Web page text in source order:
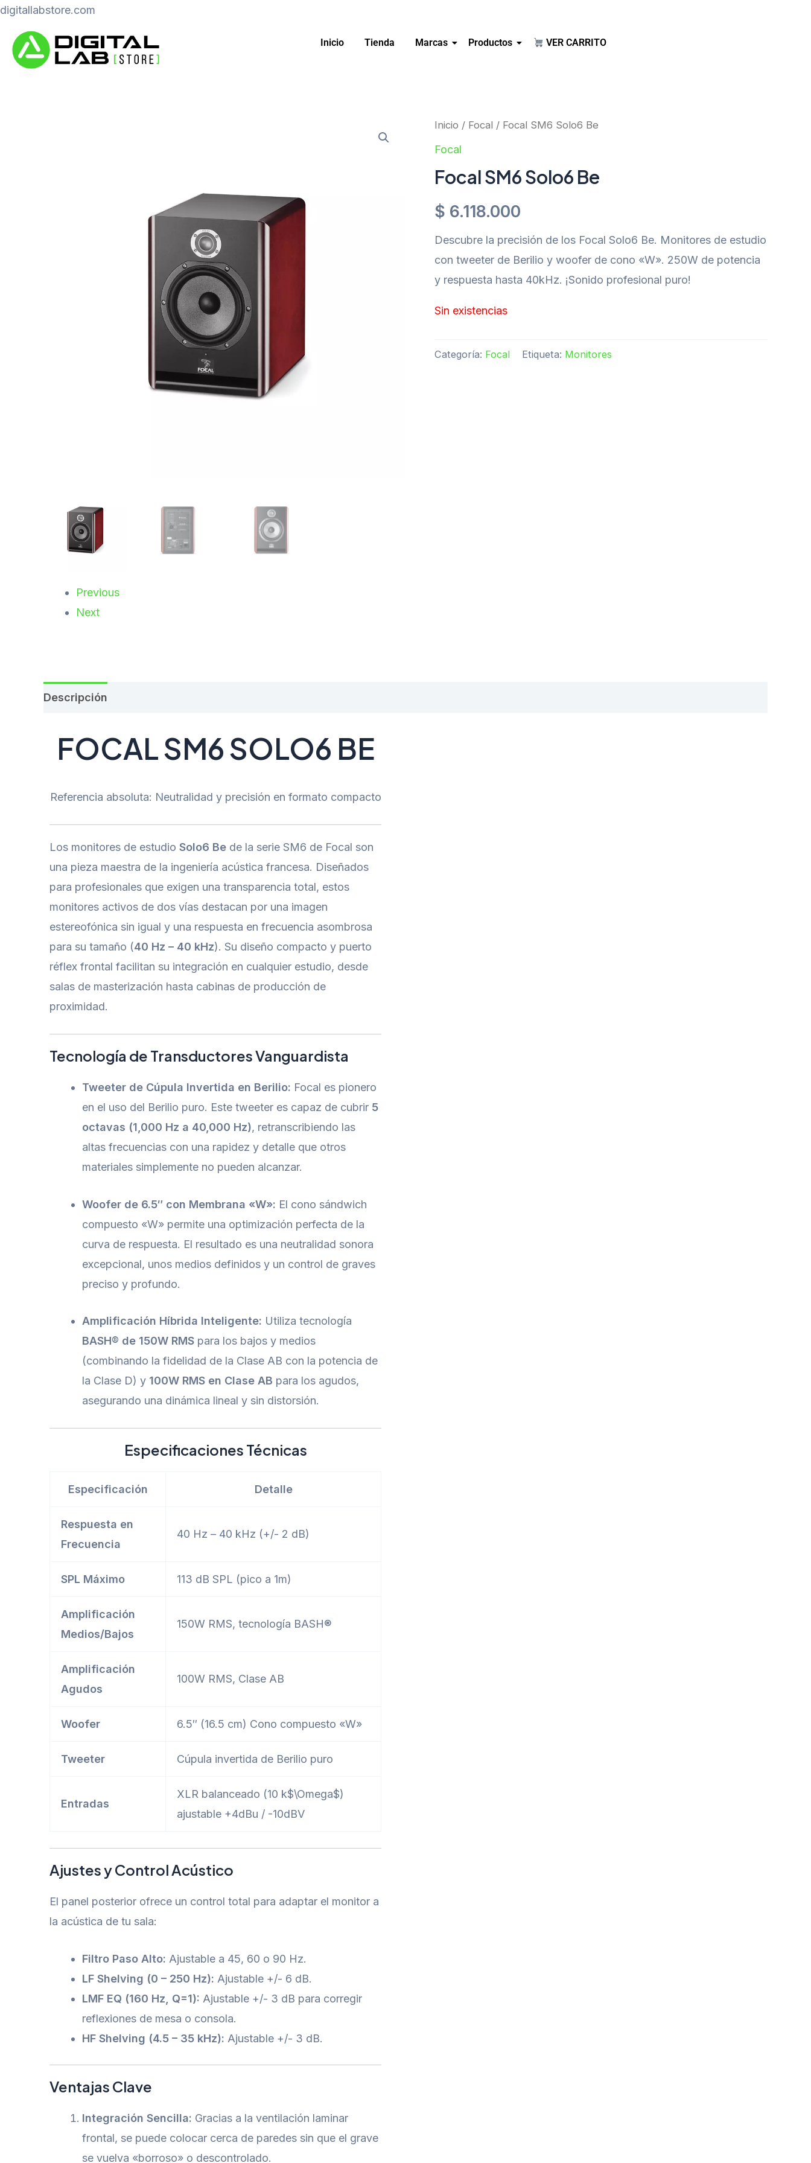
digitallabstore.com
contenido
Inicio Tienda Marcas Productos VER CARRITO
Previous
Next
Inicio / Focal / Focal SM6 Solo6 Be
Focal
Focal SM6 Solo6 Be
$ 6.118.000
Descubre la precisión de los Focal Solo6 Be. Monitores de estudio
con tweeter de Berilio y woofer de cono «W». 250W de potencia
y respuesta hasta 40kHz. ¡Sonido profesional puro!
Sin existencias
Categoría: Focal Etiqueta: Monitores
Descripción
FOCAL SM6 SOLO6 BE
Referencia absoluta: Neutralidad y precisión en formato compacto
Los monitores de estudio Solo6 Be de la serie SM6 de Focal son
una pieza maestra de la ingeniería acústica francesa. Diseñados
para profesionales que exigen una transparencia total, estos
monitores activos de dos vías destacan por una imagen
estereofónica sin igual y una respuesta en frecuencia asombrosa
para su tamaño (40 Hz – 40 kHz). Su diseño compacto y puerto
réflex frontal facilitan su integración en cualquier estudio, desde
salas de masterización hasta cabinas de producción de
proximidad.
Tecnología de Transductores Vanguardista
Tweeter de Cúpula Invertida en Berilio: Focal es pionero
en el uso del Berilio puro. Este tweeter es capaz de cubrir 5
octavas (1,000 Hz a 40,000 Hz), retranscribiendo las
altas frecuencias con una rapidez y detalle que otros
materiales simplemente no pueden alcanzar.
Woofer de 6.5″ con Membrana «W»: El cono sándwich
compuesto «W» permite una optimización perfecta de la
curva de respuesta. El resultado es una neutralidad sonora
excepcional, unos medios definidos y un control de graves
preciso y profundo.
Amplificación Híbrida Inteligente: Utiliza tecnología
BASH® de 150W RMS para los bajos y medios
(combinando la fidelidad de la Clase AB con la potencia de
la Clase D) y 100W RMS en Clase AB para los agudos,
asegurando una dinámica lineal y sin distorsión.
Especificaciones Técnicas
Especificación Detalle
Respuesta en
Frecuencia
40 Hz – 40 kHz (+/- 2 dB)
SPL Máximo 113 dB SPL (pico a 1m)
Amplificación
Medios/Bajos
150W RMS, tecnología BASH®
Amplificación
Agudos
100W RMS, Clase AB
Woofer 6.5″ (16.5 cm) Cono compuesto «W»
Tweeter Cúpula invertida de Berilio puro
Entradas
XLR balanceado (10 k$\Omega$)
ajustable +4dBu / -10dBV
Ajustes y Control Acústico
El panel posterior ofrece un control total para adaptar el monitor a
la acústica de tu sala:
Filtro Paso Alto: Ajustable a 45, 60 o 90 Hz.
LF Shelving (0 – 250 Hz): Ajustable +/- 6 dB.
LMF EQ (160 Hz, Q=1): Ajustable +/- 3 dB para corregir
reflexiones de mesa o consola.
HF Shelving (4.5 – 35 kHz): Ajustable +/- 3 dB.
Ventajas Clave
Integración Sencilla: Gracias a la ventilación laminar
frontal, se puede colocar cerca de paredes sin que el grave
se vuelva «borroso» o descontrolado.